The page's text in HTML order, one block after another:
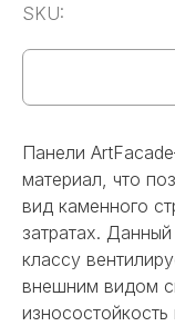
SKU:
Панели
материал, что
вид каменного
затратах.
классу
внешним видом